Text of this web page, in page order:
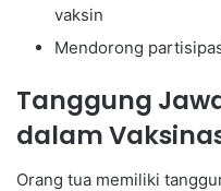
vaksin
Mendorong
Tanggung
dalam
Orang tua memiliki